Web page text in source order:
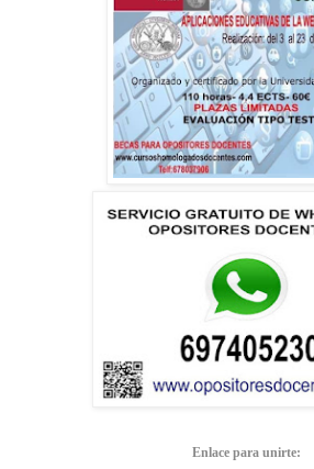
Enlace para unirte: